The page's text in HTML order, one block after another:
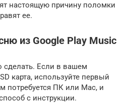
настоящую причину поломки
ее.
из Google Play Music
сделать. Если в вашем
карта, используйте первый
потребуется ПК или Mac, и
с инструкции.